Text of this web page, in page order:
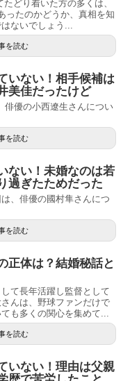
どり着いた方の多くは、
ったのかどうか、真相を知
ないでしょう...
を読む
いない！相手候補は
美佳だったけど
俳優の小西遼生さんについ
を読む
ない！未婚なのは若
過ぎたためだった
、俳優の國村隼さんにつ
を読む
正体は？結婚秘話と
て長年活躍し監督として
んは、野球ファンだけで
も多くの関心を集めて...
を読む
いない！理由は父親